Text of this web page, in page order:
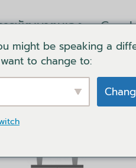
ารพัฒนาตนเอง
ะกร้าของฉัน ติดต่อเรา
/ การแก้ไขข้อขัดแย้ง
might be speaking a
to change to: